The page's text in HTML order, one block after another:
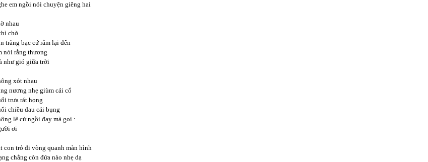
em ngồi nói chuyện giêng hai
nhau
chờ
trăng bạc cứ rằm lại đến
nói rằng thương
như gió giữa trời
xót nhau
nương nhẹ giùm cái cổ
trưa rát họng
chiều đau cái bụng
lẽ cứ ngồi đay mà gọi :
ơi
con trỏ đi vòng quanh màn hình
chẳng còn đứa nào nhẹ dạ